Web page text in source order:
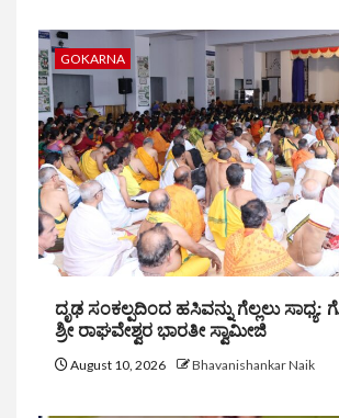
GOKARNA
ದೃಢ ಸಂಕಲ್ಪದಿಂದ ಹಸಿವನ್ನು ಗೆಲ್ಲಲು ಸಾಧ್ಯ:
ಶ್ರೀ ರಾಘವೇಶ್ವರ ಭಾರತೀ ಸ್ವಾಮೀಜಿ
August 10, 2026 Bhavanishankar Naik